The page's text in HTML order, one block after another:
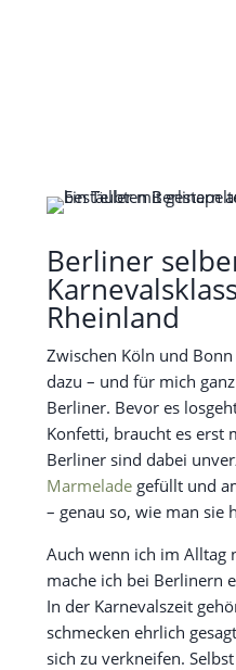
Berliner
Rheinland
Zwischen Köln und
dazu – und für mich
Berliner. Bevor es
Konfetti, braucht es erst
Berliner sind dabei
Marmeladegefüllt und
– genau so, wie man sie
Auch wenn ich im Alltag
mache ich bei Berlinern
In der Karnevalszeit
schmecken ehrlich
sich zu verkneifen.